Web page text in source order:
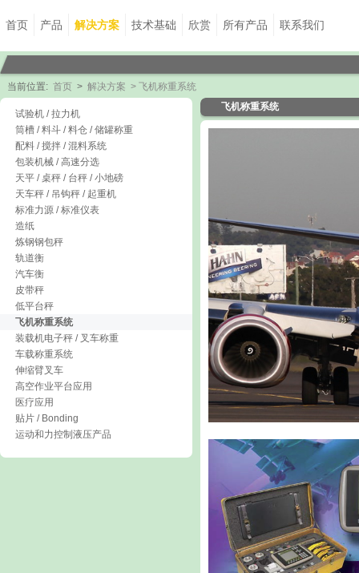
首页 产品 解决方案 技术基础 欣赏 所有产品 联系我们
当前位置: 首页 > 解决方案 > 飞机称重系统
试验机 / 拉力机
筒槽 / 料斗 / 料仓 / 储罐称重
配料 / 搅拌 / 混料系统
包装机械 / 高速分选
天平 / 桌秤 / 台秤 / 小地磅
天车秤 / 吊钩秤 / 起重机
标准力源 / 标准仪表
造纸
炼钢钢包秤
轨道衡
汽车衡
皮带秤
低平台秤
飞机称重系统
装载机电子秤 / 叉车称重
车载称重系统
伸缩臂叉车
高空作业平台应用
医疗应用
贴片 / Bonding
运动和力控制液压产品
飞机称重系统